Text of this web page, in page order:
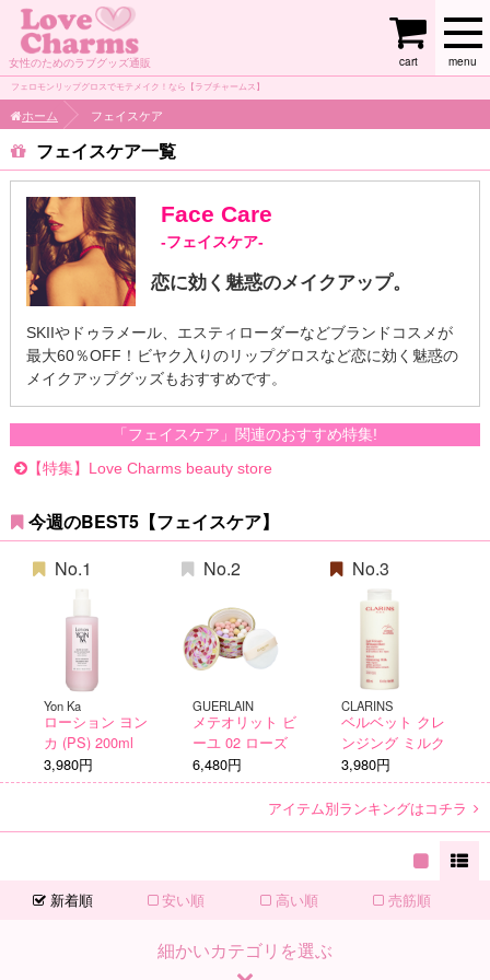
女性のためのラブグッズ通販 menu
cart
フェロモンリップグロスでモテメイク！なら【ラブチャームス】
ホーム フェイスケア
フェイスケア
Face Care
-フェイスケア-
恋に効く魅惑のメイクアップ。
SKIIやドゥラメール、エスティローダーなどブランドコスメが
最大60％OFF！ビヤク入りのリップグロスなど恋に効く魅惑の
メイクアップグッズもおすすめです。
「フェイスケア」関連のおすすめ特集!
【特集】Love Charms beauty store
今週のBEST5【フェイスケア】
No.1
Yon Ka
ローション ヨン
カ (PS) 200ml
3,980円
No.2
GUERLAIN
メテオリット ビ
ーユ 02 ローズ
6,480円
No.3
CLARINS
ベルベット クレ
ンジング ミルク
3,980円
アイテム別ランキングはコチラ
新着順 安い順 高い順 売筋順
細かいカテゴリを選ぶ